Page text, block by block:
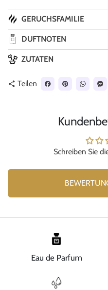
GERUCHSFAMILIE
DUFTNOTEN
ZUTATEN
share Teilen
Schreiben Sie
Eau de Parfum